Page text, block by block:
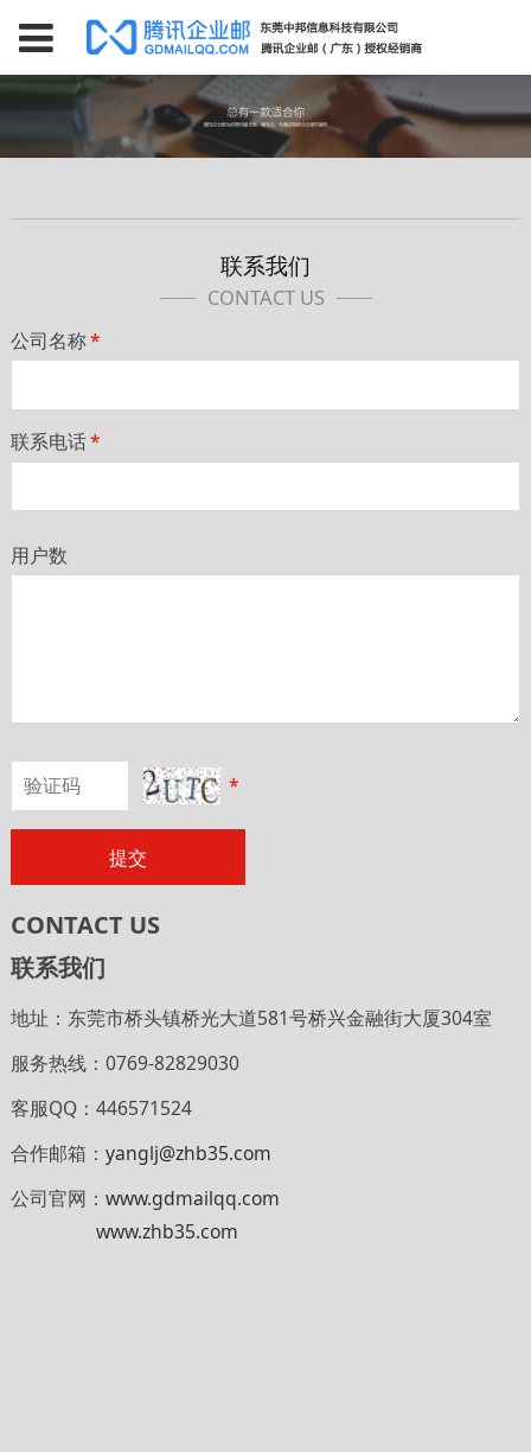
联系我们
CONTACT US
公司名称*
联系电话*
用户数
*
提交
CONTACT US
联系我们
地址：东莞市桥头镇桥光大道581号桥兴金融街大厦304室
服务热线：0769-82829030
客服QQ：446571524
合作邮箱： yanglj@zhb35.com
公司官网： www.gdmailqq.com
www.zhb35.com